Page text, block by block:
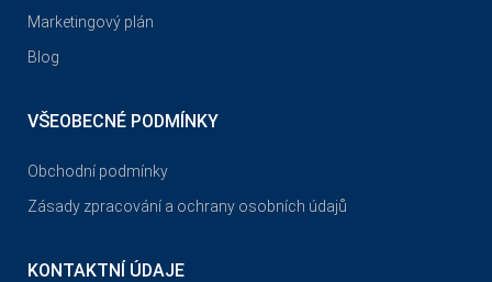
Marketingový plán
Blog
VŠEOBECNÉ PODMÍNKY
Obchodní podmínky
Zásady zpracování a ochrany osobních údajů
KONTAKTNÍ ÚDAJE